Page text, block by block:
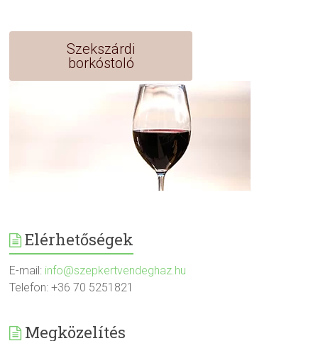
Szekszárdi
borkóstoló
Elérhetőségek
E-mail: info@szepkertvendeghaz.hu
Telefon: +36 70 5251821
Megközelítés